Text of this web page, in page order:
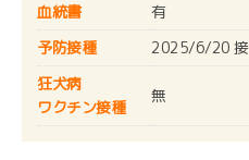
血統書
有
予防接種
2025/6/20 接
狂犬病
ワクチン接種
無